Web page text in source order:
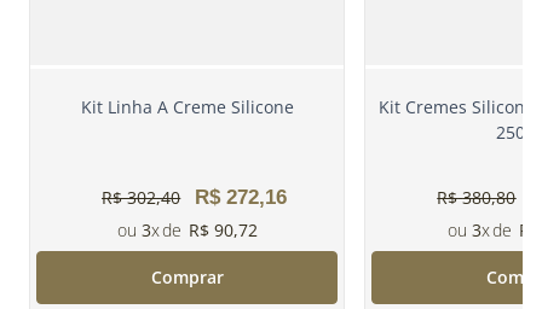
Kit Linha A Creme Silicone
R$ 302,40 R$ 272,16
3
R$ 90,72
Comprar
Kit Cremes
R$ 380,80
3
R$